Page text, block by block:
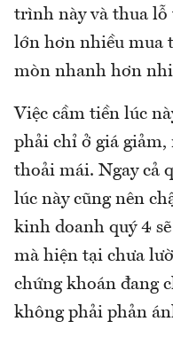
trình này và thua lỗ
lớn hơn nhiều mua
mòn nhanh hơn
Việc cầm tiền lúc
phải chỉ ở giá giảm,
thoải mái. Ngay cả
lúc này cũng nên
kinh doanh quý 4
mà hiện tại chưa
chứng khoán đang
không phải phản